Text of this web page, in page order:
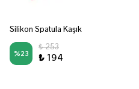
Silikon Spatula Kaşık
%23
₺ 253
₺ 194